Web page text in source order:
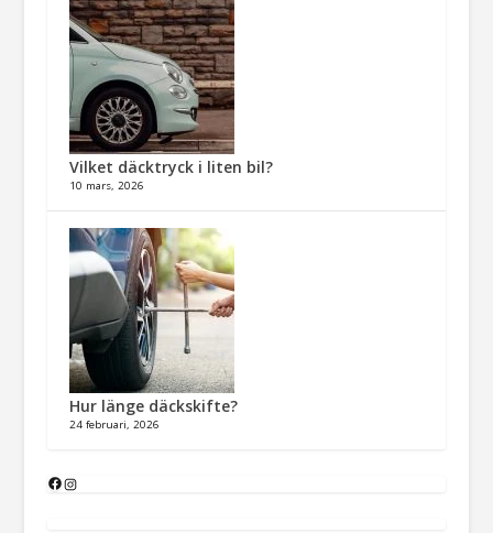
Vilket däcktryck i liten bil?
10 mars, 2026
Hur länge däckskifte?
24 februari, 2026